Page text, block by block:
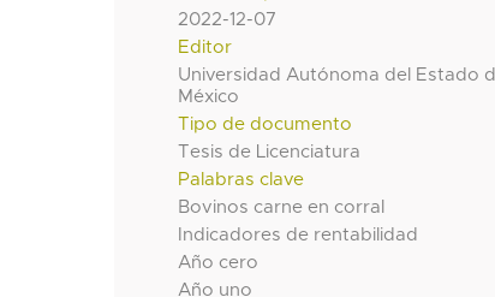
2022-12-07
Editor
Universidad Autónoma del Estado
México
Tipo de documento
Tesis de Licenciatura
Palabras clave
Bovinos carne en corral
Indicadores de rentabilidad
Año cero
Año uno